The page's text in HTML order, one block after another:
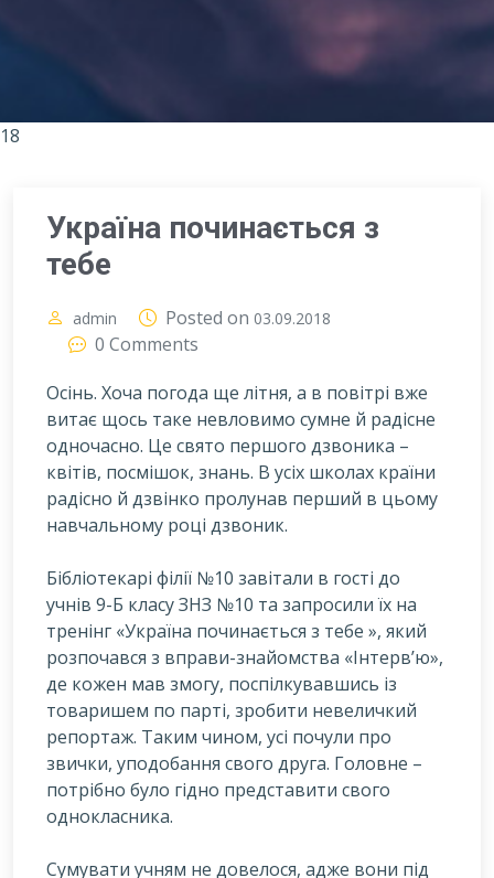
18
Україна починається з
тебе
admin Posted on 03.09.2018
0 Comments
Осінь. Хоча погода ще літня, а в повітрі вже
витає щось таке невловимо сумне й радісне
одночасно. Це свято першого дзвоника –
квітів, посмішок, знань. В усіх школах країни
радісно й дзвінко пролунав перший в цьому
навчальному році дзвоник.
Бібліотекарі філії №10 завітали в гості до
учнів 9-Б класу ЗНЗ №10 та запросили їх на
тренінг «Україна починається з тебе », який
розпочався з вправи-знайомства «Інтерв’ю»,
де кожен мав змогу, поспілкувавшись із
товаришем по парті, зробити невеличкий
репортаж. Таким чином, усі почули про
звички, уподобання свого друга. Головне –
потрібно було гідно представити свого
однокласника.
Сумувати учням не довелося, адже вони під